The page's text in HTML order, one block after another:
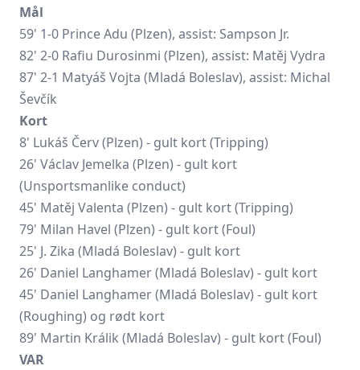
Mål
59' 1-0 Prince Adu (Plzen), assist: Sampson Jr.
82' 2-0 Rafiu Durosinmi (Plzen), assist: Matěj Vydra
87' 2-1 Matyáš Vojta (Mladá Boleslav), assist: Michal
Ševčík
Kort
8' Lukáš Červ(Plzen) - gult kort (Tripping)
26' Václav Jemelka (Plzen) - gult kort
(Unsportsmanlike conduct)
45' Matěj Valenta (Plzen) - gult kort (Tripping)
79' Milan Havel (Plzen) - gult kort (Foul)
25' J. Zika (Mladá Boleslav) - gult kort
26' Daniel Langhamer (Mladá Boleslav) - gult kort
45' Daniel Langhamer (Mladá Boleslav) - gult kort
(Roughing) og rødt kort
89' Martin Králik (Mladá Boleslav) - gult kort (Foul)
VAR